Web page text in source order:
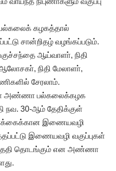
பல்கலைக் கழகத்தால்
சான்றிதழ் வழங்கப்படும்.
ஆய்வாளா், நிதி
நிதி மேலாளா்,
சேரலாம்.
அண்ணா பல்கலைக்கழக
30-ஆம் தேதிக்குள்
இணையவழி
இணையவழி வகுப்புகள்
தொடங்கும் என அண்ணா